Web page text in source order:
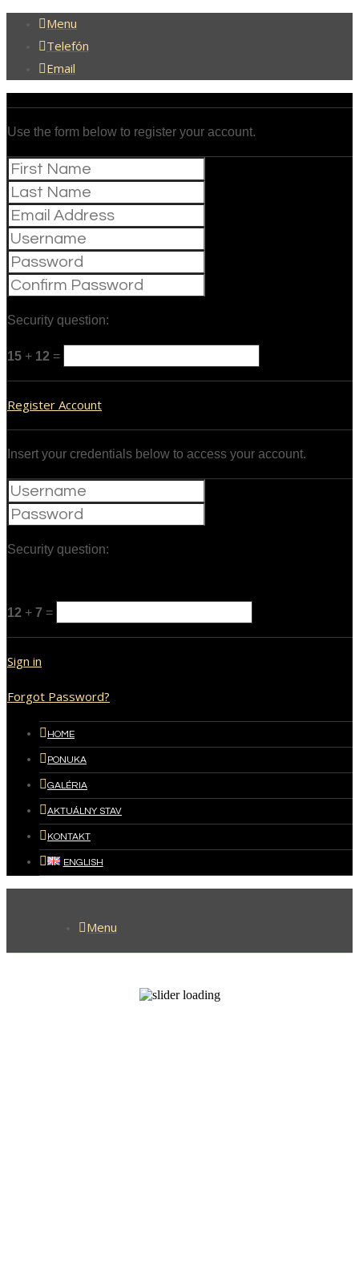
Menu
Telefón
Email
Use the form below to register your account.
Security question:
15 + 12 =
Register Account
Insert your credentials below to access your account.
Security question:
12 + 7 =
Sign in
Forgot Password?
HOME
PONUKA
GALÉRIA
AKTUÁLNY STAV
KONTAKT
ENGLISH
Menu